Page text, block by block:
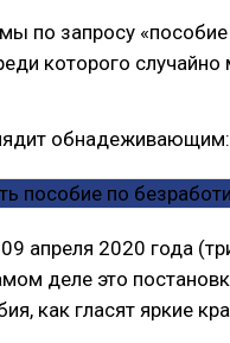
по запросу
которого случайно
обнадеживающим:
апреля 2020 года
деле это
как гласят яркие